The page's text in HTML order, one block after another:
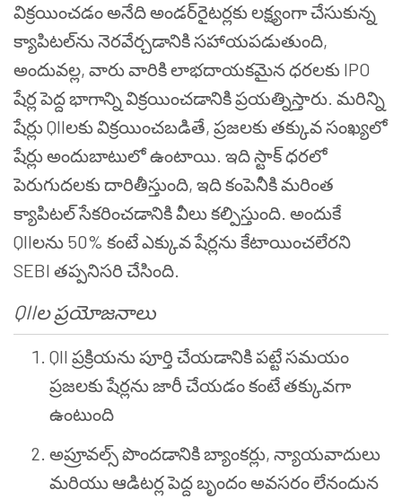
విక్రయించడం అనేది అండర్‌రైటర్లకు లక్ష్యంగా చేసుకున్న
క్యాపిటల్‌ను నెరవేర్చడానికి సహాయపడుతుంది,
అందువల్ల, వారు వారికి లాభదాయకమైన ధరలకు IPO
షేర్ల పెద్ద భాగాన్ని విక్రయించడానికి ప్రయత్నిస్తారు. మరిన్ని
షేర్లు QIIలకు విక్రయించబడితే, ప్రజలకు తక్కువ సంఖ్యలో
షేర్లు అందుబాటులో ఉంటాయి. ఇది స్టాక్ ధరలో
పెరుగుదలకు దారితీస్తుంది, ఇది కంపెనీకి మరింత
క్యాపిటల్ సేకరించడానికి వీలు కల్పిస్తుంది. అందుకే
QIIలను 50% కంటే ఎక్కువ షేర్లను కేటాయించలేరని
SEBI తప్పనిసరి చేసింది.
QIIల ప్రయోజనాలు
QII ప్రక్రియను పూర్తి చేయడానికి పట్టే సమయం
ప్రజలకు షేర్లను జారీ చేయడం కంటే తక్కువగా
ఉంటుంది
అప్రూవల్స్ పొందడానికి బ్యాంకర్లు, న్యాయవాదులు
మరియు ఆడిటర్ల పెద్ద బృందం అవసరం లేనందున